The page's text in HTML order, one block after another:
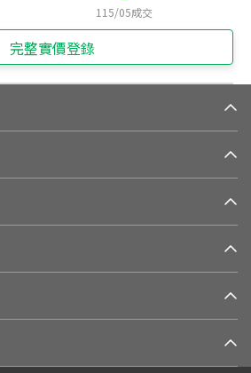
115/05成交
完整實價登錄